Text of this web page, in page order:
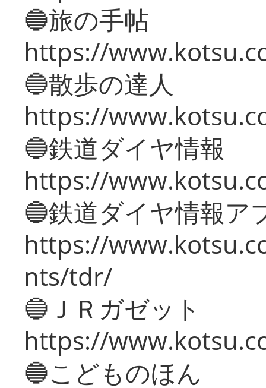
🔵旅の手帖
https://
🔵散歩の達人
https://
🔵鉄道ダイヤ情報
https://
🔵鉄道ダイヤ情報ア
https://
nts/tdr/
🔵ＪＲガゼット
https://
🔵こどものほん